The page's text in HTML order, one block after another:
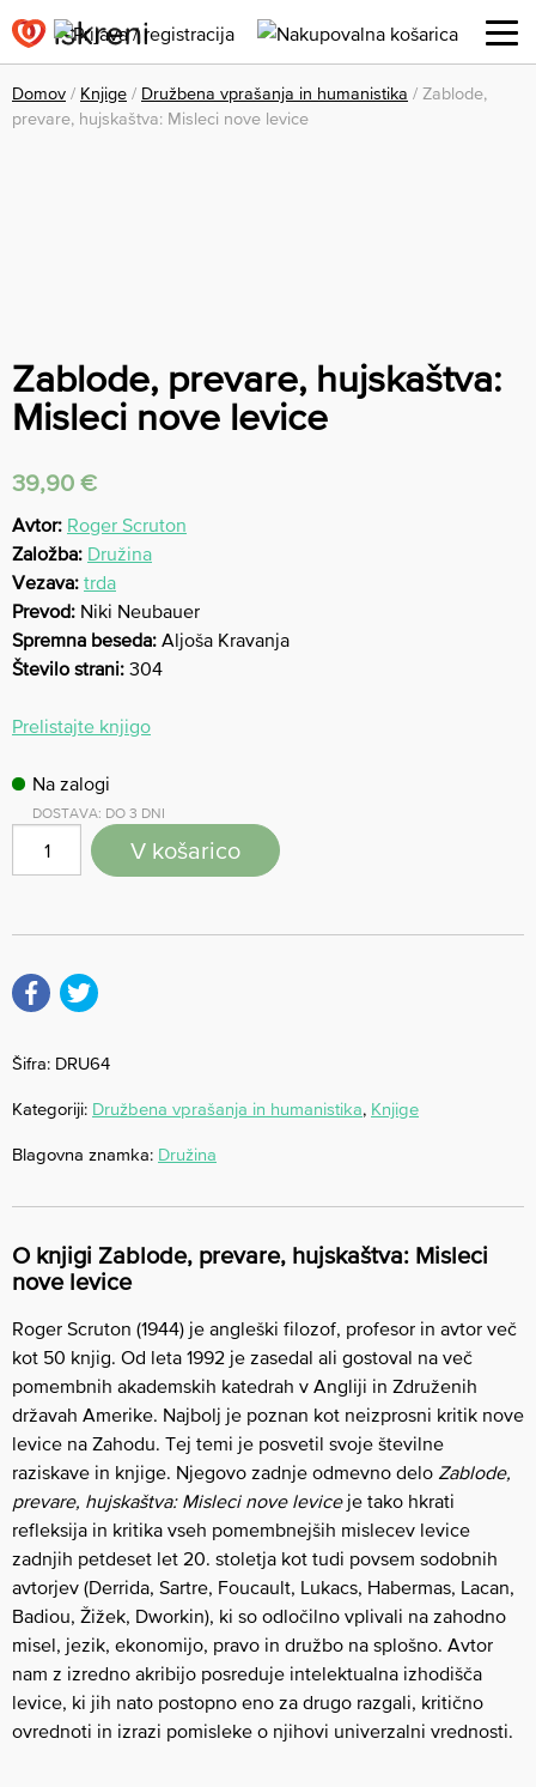
Domov / Knjige / Družbena vprašanja in humanistika / Zablode,
prevare, hujskaštva: Misleci nove levice
Zablode, prevare, hujskaštva:
Misleci nove levice
39,90 €
Avtor: Roger Scruton
Založba: Družina
Vezava: trda
Prevod: Niki Neubauer
Spremna beseda: Aljoša Kravanja
Število strani: 304
Prelistajte knjigo
Na zalogi
DOSTAVA: DO 3 DNI
V košarico
Šifra: DRU64
Kategoriji: Družbena vprašanja in humanistika, Knjige
Blagovna znamka: Družina
O knjigi Zablode, prevare, hujskaštva: Misleci
nove levice
Roger Scruton (1944) je angleški filozof, profesor in avtor več
kot 50 knjig. Od leta 1992 je zasedal ali gostoval na več
pomembnih akademskih katedrah v Angliji in Združenih
državah Amerike. Najbolj je poznan kot neizprosni kritik nove
levice na Zahodu. Tej temi je posvetil svoje številne
raziskave in knjige. Njegovo zadnje odmevno delo Zablode,
prevare, hujskaštva: Misleci nove levice je tako hkrati
refleksija in kritika vseh pomembnejših mislecev levice
zadnjih petdeset let 20. stoletja kot tudi povsem sodobnih
avtorjev (Derrida, Sartre, Foucault, Lukacs, Habermas, Lacan,
Badiou, Žižek, Dworkin), ki so odločilno vplivali na zahodno
misel, jezik, ekonomijo, pravo in družbo na splošno. Avtor
nam z izredno akribijo posreduje intelektualna izhodišča
levice, ki jih nato postopno eno za drugo razgali, kritično
ovrednoti in izrazi pomisleke o njihovi univerzalni vrednosti.